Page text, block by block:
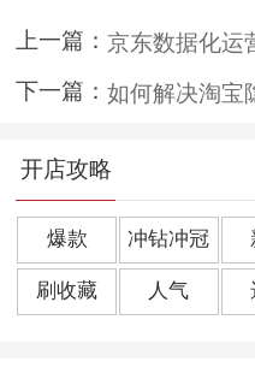
上一篇： 京东数据化运
下一篇：如何解决淘宝
开店攻略
爆款 冲钻冲冠
刷收藏 人气